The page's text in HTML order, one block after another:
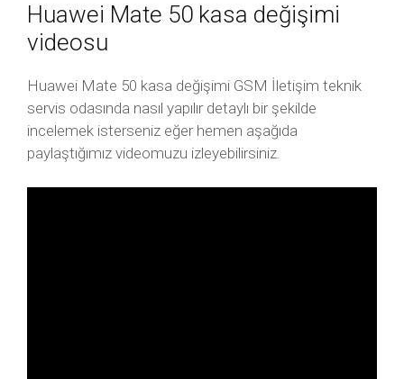
Huawei Mate 50 kasa değişimi
videosu
Huawei Mate 50 kasa değişimi GSM İletişim teknik
servis odasında nasıl yapılır detaylı bir şekilde
incelemek isterseniz eğer hemen aşağıda
paylaştığımız videomuzu izleyebilirsiniz.